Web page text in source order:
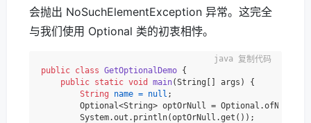
会抛出 NoSuchElementException 异常。这完全
与我们使用 Optional 类的初衷相悖。
public class GetOptionalDemo {
public static void main(String[] args)
{
String
name = null ;
Optional<String> optOrNull =
        System.out.println(optOrNull.get());
复制代码